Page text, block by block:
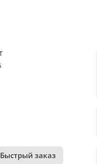
Быстрый заказ